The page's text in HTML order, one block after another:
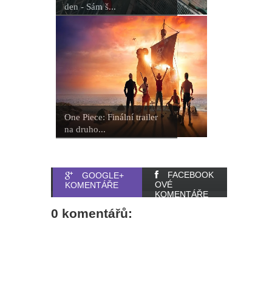
den - Sám š...
One Piece: Finální trailer
na druho...
GOOGLE+
KOMENTÁŘE
FACEBOOK
OVÉ
KOMENTÁŘE
0 komentářů: